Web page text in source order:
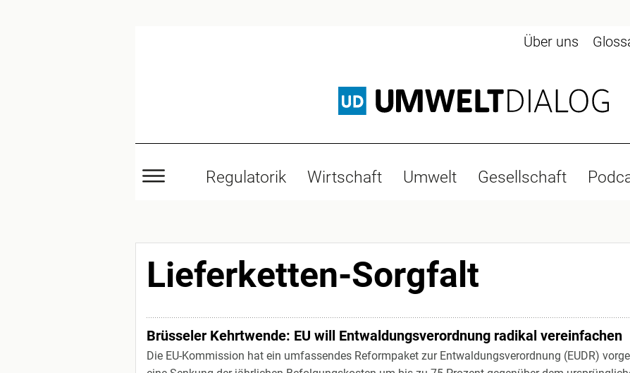
Über uns
Regulatorik Wirtschaft Umwelt Gesellschaft
Lieferketten-Sorgfalt
Brüsseler Kehrtwende: EU will Entwaldungsverordnung radikal vereinfachen
Die EU-Kommission hat ein umfassendes Reformpaket zur Entwaldungsverordnung (EUDR)